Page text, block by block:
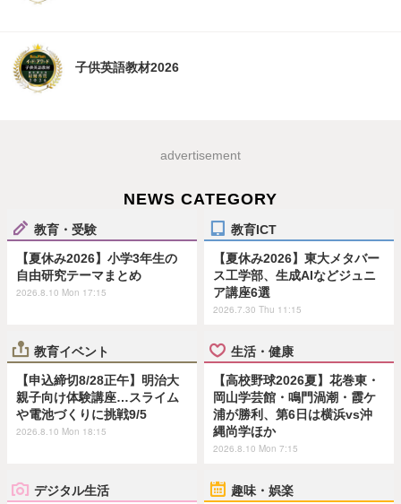
子供英語教材2026
advertisement
NEWS CATEGORY
教育・受験
【夏休み2026】小学3年生の
自由研究テーマまとめ
2026.8.10 Mon 17:15
教育ICT
【夏休み2026】東大メタバー
ス工学部、生成AIなどジュニ
ア講座6選
2026.7.30 Thu 11:15
教育イベント
【申込締切8/28正午】明治大
親子向け体験講座…スライム
や電池づくりに挑戦9/5
2026.8.10 Mon 18:15
生活・健康
【高校野球2026夏】花巻東・
岡山学芸館・鳴門渦潮・霞ケ
浦が勝利、第6日は横浜vs沖
縄尚学ほか
2026.8.10 Mon 7:15
デジタル生活 趣味・娯楽